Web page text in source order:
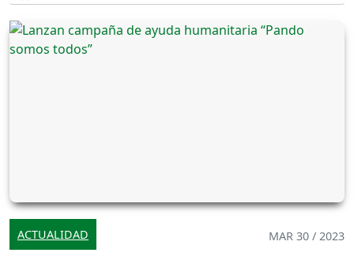
ACTUALIDAD MAR 30 / 2023